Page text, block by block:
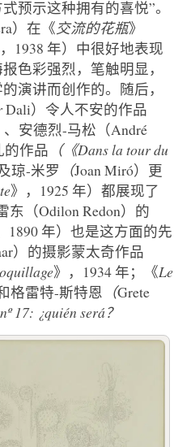
预示这种拥有的喜悦”。
）在《交流的花瓶》
，1938 年）中很好地表现
色彩强烈，笔触明显，
演讲而创作的。随后，
Dali）令人不安的作品
、安德烈-马松（André
的作品 （《Dans la tour du
琼-米罗 （Joan Miró）更
》，1925 年）都展现了
东（Odilon Redon）的
1890 年）也是这方面的先
）的摄影蒙太奇作品
》，1934 年；《Le
格雷特-斯特恩 （Grete
17: ¿quién será？